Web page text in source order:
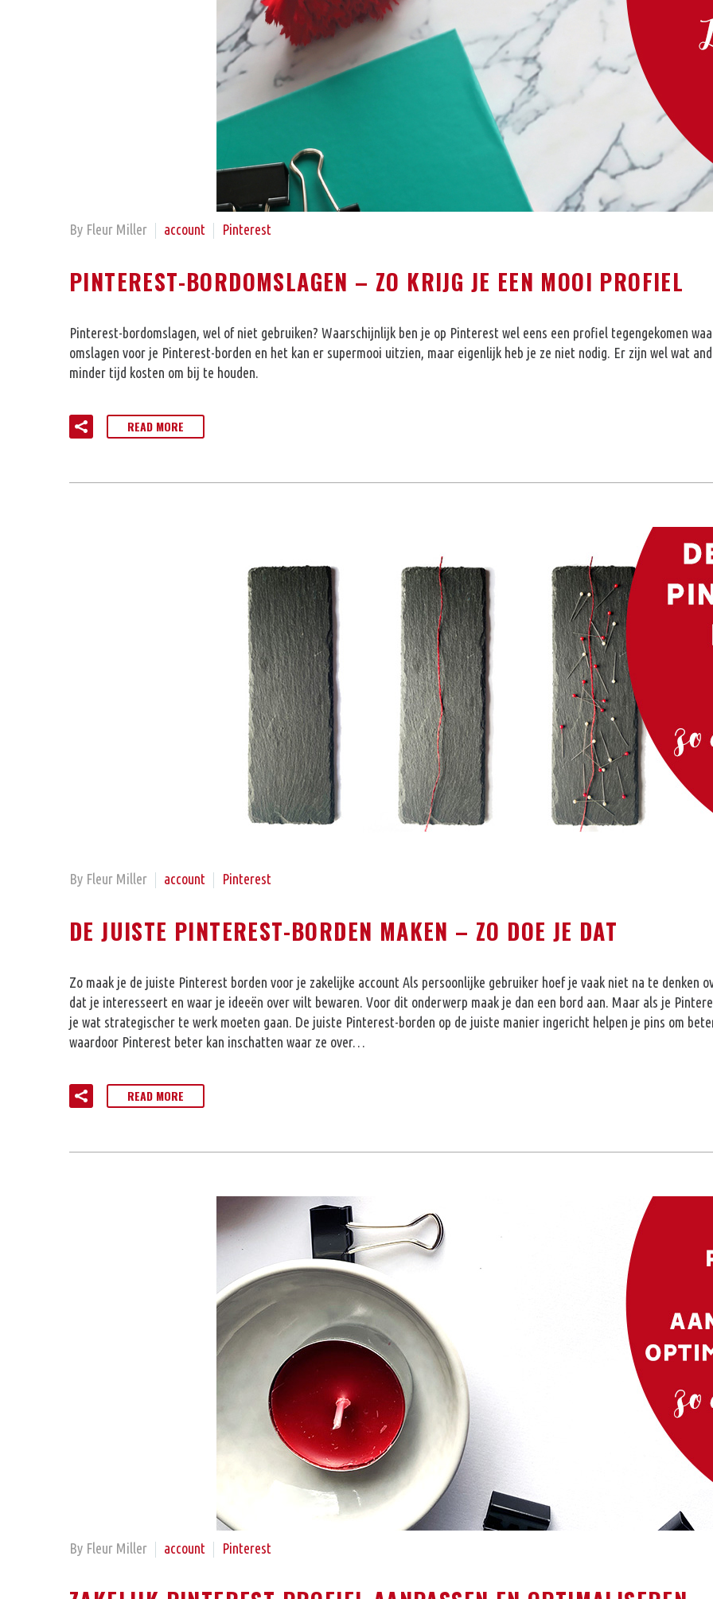
By Fleur Miller account Pinterest
PINTEREST-BORDOMSLAGEN – ZO KRIJG JE EEN MOOI PROFIEL
Pinterest-bordomslagen, wel of niet gebruiken? Waarschijnlijk ben je op Pinterest wel eens een profiel tegengekomen
omslagen voor je Pinterest-borden en het kan er supermooi uitzien, maar eigenlijk heb je ze niet nodig. Er zijn wel wat
minder tijd kosten om bij te houden.
READ MORE
By Fleur Miller account Pinterest
DE JUISTE PINTEREST-BORDEN MAKEN – ZO DOE JE DAT
Zo maak je de juiste Pinterest borden voor je zakelijke account Als persoonlijke gebruiker hoef je vaak niet na te denken
dat je interesseert en waar je ideeën over wilt bewaren. Voor dit onderwerp maak je dan een bord aan. Maar als je
je wat strategischer te werk moeten gaan. De juiste Pinterest-borden op de juiste manier ingericht helpen je pins om
waardoor Pinterest beter kan inschatten waar ze over…
READ MORE
By Fleur Miller account Pinterest